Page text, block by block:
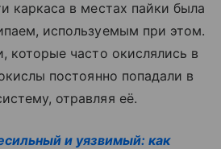
каркаса в местах пайки была
используемым при этом.
которые часто окислялись в
постоянно попадали в
отравляя её.
и уязвимый: как